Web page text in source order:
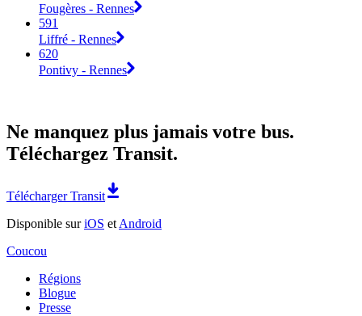
Fougères - Rennes
591
Liffré - Rennes
620
Pontivy - Rennes
Ne manquez plus jamais votre bus.
Téléchargez Transit.
Télécharger Transit
Disponible suriOS et Android
Coucou
Régions
Blogue
Presse